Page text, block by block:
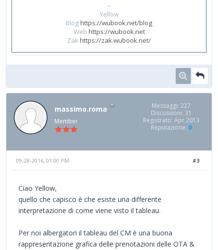
--
Yellow
Bloghttps://wubook.net/blog
Web https://wubook.net
Zakhttps://zak.wubook.net/
massimo.roma
Member
Messaggi: 227
Discussioni: 31
Registrato: Apr 2013
Reputazione: 0
#3
09-28-2016, 01:00 PM
Ciao Yellow,
quello che capisco è che esiste una differente
interpretazione di come viene visto il tableau.
Per noi albergatori il tableau del CM è una buona
rappresentazione grafica delle prenotazioni delle OTA &